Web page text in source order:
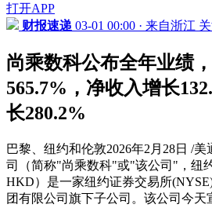
打开APP
财报速递 03-01 00:00 · 来自浙江
尚乘数科公布全年业绩
565.7%，净收入增长
长280.2%
巴黎、纽约和伦敦2026年2月28日 /
司（简称"尚乘数科"或"该公司"，纽
HKD）是一家纽约证券交易所
团有限公司旗下子公司。该公司今